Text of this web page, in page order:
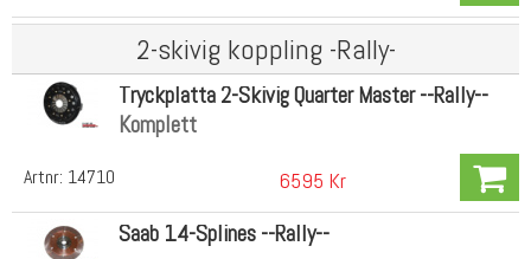
2-skivig koppling -Rally-
Artnr: 14710
Tryckplatta 2-Skivig Quarter Master --Rally--
Komplett
6595 Kr
Saab 14-Splines --Rally--